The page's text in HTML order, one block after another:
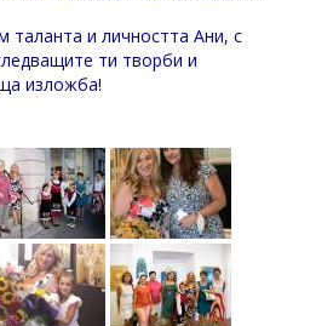
тaлaнтa и личноcттa Aни, c
ти творби и
изложбa!